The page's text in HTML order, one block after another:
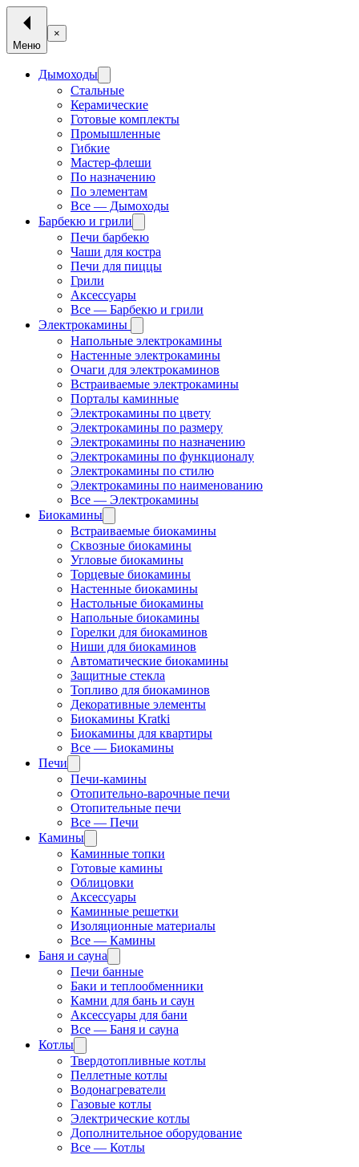
Меню
×
Дымоходы
Стальные
Керамические
Готовые комплекты
Промышленные
Гибкие
Мастер-флеши
По назначению
По элементам
Все — Дымоходы
Барбекю и грили
Печи барбекю
Чаши для костра
Печи для пиццы
Грили
Аксессуары
Все — Барбекю и грили
Электрокамины
Напольные электрокамины
Настенные электрокамины
Очаги для электрокаминов
Встраиваемые электрокамины
Порталы каминные
Электрокамины по цвету
Электрокамины по размеру
Электрокамины по назначению
Электрокамины по функционалу
Электрокамины по стилю
Электрокамины по наименованию
Все — Электрокамины
Биокамины
Встраиваемые биокамины
Сквозные биокамины
Угловые биокамины
Торцевые биокамины
Настенные биокамины
Настольные биокамины
Напольные биокамины
Горелки для биокаминов
Ниши для биокаминов
Автоматические биокамины
Защитные стекла
Топливо для биокаминов
Декоративные элементы
Биокамины Kratki
Биокамины для квартиры
Все — Биокамины
Печи
Печи-камины
Отопительно-варочные печи
Отопительные печи
Все — Печи
Камины
Каминные топки
Готовые камины
Облицовки
Аксессуары
Каминные решетки
Изоляционные материалы
Все — Камины
Баня и сауна
Печи банные
Баки и теплообменники
Камни для бань и саун
Аксессуары для бани
Все — Баня и сауна
Котлы
Твердотопливные котлы
Пеллетные котлы
Водонагреватели
Газовые котлы
Электрические котлы
Дополнительное оборудование
Все — Котлы